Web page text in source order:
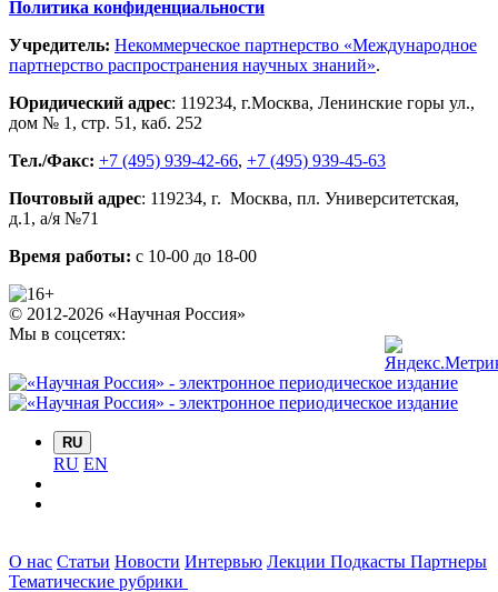
Политика конфиденциальности
Учредитель: Некоммерческое партнерство «Международное
партнерство распространения научных знаний».
Юридический адрес: 119234, г.Москва, Ленинские горы ул.,
дом № 1, стр. 51 , каб. 252
Тел./Факс: +7 (495) 939-42-66, +7 (495) 939-45-63
Почтовый адрес: 119234, г. Москва, пл. Университетская,
д.1 , а/я №71
Время работы: с 10-00 до 18-00
© 2012-2026 «Научная Россия»
Мы в соцсетях:
RU
RU EN
О нас Статьи Новости Интервью Лекции Подкасты Партнеры
Тематические рубрики